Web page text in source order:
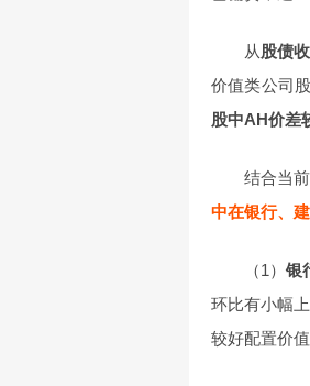
从股债
价值类公司
股中AH价差
结合当
中在银行、
（1）银
环比有小幅
较好配置价值